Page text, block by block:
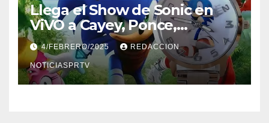
Llega el Show de Sonic en
ViVO a Cayey, Ponce,
Barceloneta y Humacao,
Relojes gratis para el que
compre ahora….
4/FEBRERO/2025 REDACCION
NOTICIASPRTV